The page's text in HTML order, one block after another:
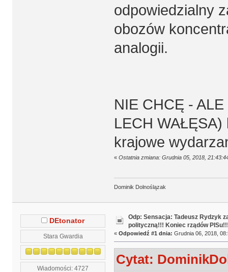
odpowiedzialny
obozów
analogii.
NIE CHCĘ -
LECH
krajowe
« Ostatnia zmiana: Grudnia 05, 2018,
Dominik Dolnoślązak
DEtonator
Stara Gwardia
Wiadomości: 4727
Odp: Sensacja: Tadeusz Rydzyk
polityczną!!! Koniec rządów
« Odpowiedź #1 dnia: Grudnia 06, 2018,
Cytat: